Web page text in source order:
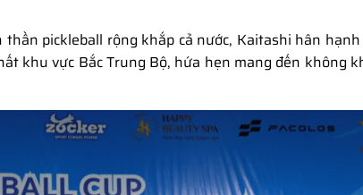
pickleball rộng khắp cả nước, Kaitashi hân
khu vực Bắc Trung Bộ, hứa hẹn mang đến không